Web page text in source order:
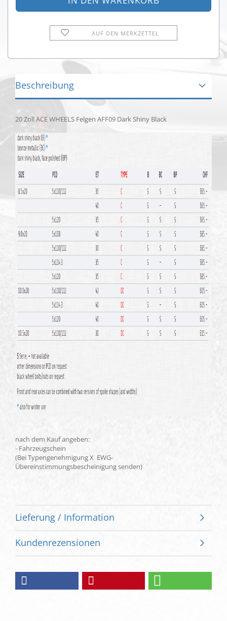
AUF DEN MERKZETTEL
Beschreibung
20 Zoll ACE WHEELS Felgen AFF09 Dark Shiny Black
nach dem Kauf angeben:
- Fahrzeugschein
(Bei Typengenehmigung X EWG-
Übereinstimmungsbescheinigung senden)
Lieferung / Information
Kundenrezensionen